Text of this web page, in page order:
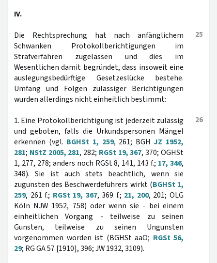
IV.
25
Die Rechtsprechung hat nach anfänglichem
Schwanken Protokollberichtigungen im
Strafverfahren zugelassen und dies im
Wesentlichen damit begründet, dass insoweit eine
auslegungsbedürftige Gesetzeslücke bestehe.
Umfang und Folgen zulässiger Berichtigungen
wurden allerdings nicht einheitlich bestimmt:
26
1. Eine Protokollberichtigung ist jederzeit zulässig
und geboten, falls die Urkundspersonen Mängel
erkennen (vgl. BGHSt 1, 259, 261; BGH JZ 1952,
281; NStZ 2005, 281, 282; RGSt 19, 367, 370; OGHSt
1, 277, 278; anders noch RGSt 8, 141, 143 f.; 17, 346,
348). Sie ist auch stets beachtlich, wenn sie
zugunsten des Beschwerdeführers wirkt (BGHSt 1,
259, 261 f.; RGSt 19, 367, 369 f.; 21, 200, 201; OLG
Köln NJW 1952, 758) oder wenn sie - bei einem
einheitlichen Vorgang - teilweise zu seinen
Gunsten, teilweise zu seinen Ungunsten
vorgenommen worden ist (BGHSt aaO; RGSt 56,
29; RG GA 57 [1910], 396; JW 1932, 3109).